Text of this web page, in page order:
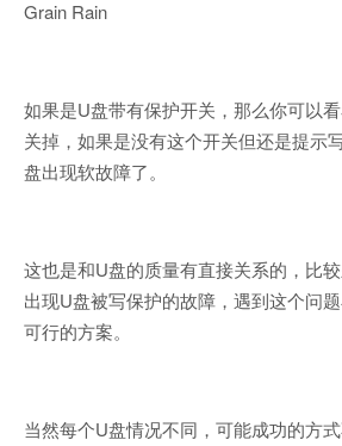
Grain Rain
如果是U盘带有保护开关，那么你可以
关掉，如果是没有这个开关但还是提示
盘出现软故障了。
这也是和U盘的质量有直接关系的，比
出现U盘被写保护的故障，遇到这个问
可行的方案。
当然每个U盘情况不同，可能成功的方